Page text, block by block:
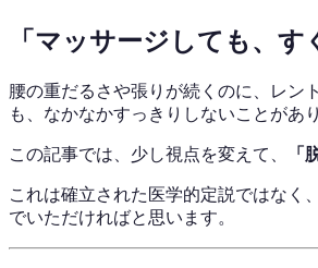
「マッサージしても、す
腰の重だるさや張りが続くのに、レ
も、なかなかすっきりしないことがあ
この記事では、少し視点を変えて、 「
これは確立された医学的定説ではなく、
でいただければと思います。